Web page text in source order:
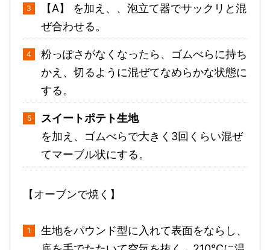
【A】 を加え、、泡立て器でサックリと混
ぜ合わせる。
粉っぽさがなくなったら、ゴムべらに持ち
かえ、切るように混ぜてなめらかな状態に
する。
スイートポテト生地
を加え、ゴムべらで大きく3回くらい混ぜ
てマーブル状にする。
【オーブンで焼く】
生地をパウンド型に入れて表面をならし、